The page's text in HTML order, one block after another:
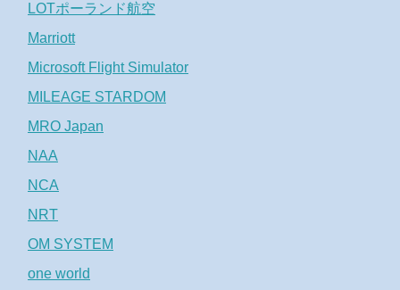
LOTポーランド航空
Marriott
Microsoft Flight Simulator
MILEAGE STARDOM
MRO Japan
NAA
NCA
NRT
OM SYSTEM
one world